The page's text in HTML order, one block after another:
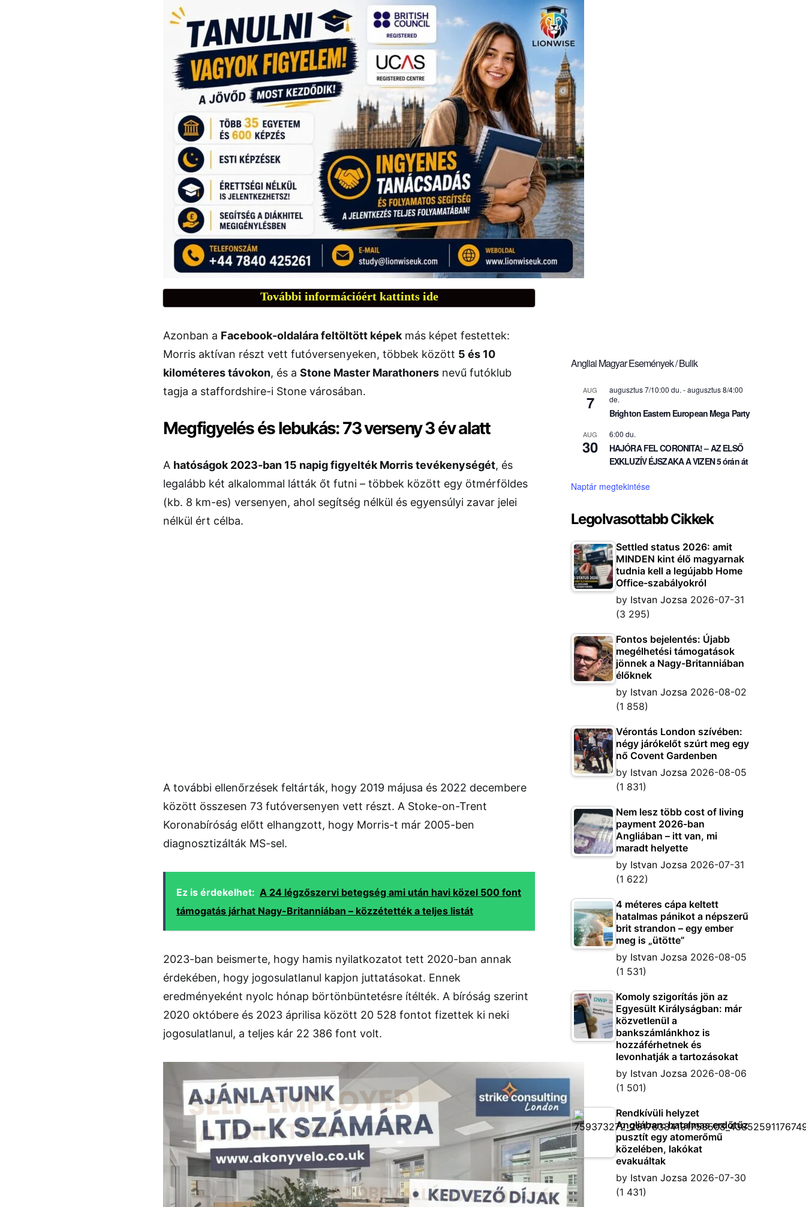
További információért kattints ide
Azonban a Facebook-oldalára feltöltött képek más képet festettek:
Morris aktívan részt vett futóversenyeken, többek között 5 és 10
kilométeres távokon, és a Stone Master Marathoners nevű futóklub
tagja a staffordshire-i Stone városában.
Megfigyelés és lebukás: 73 verseny 3 év alatt
A hatóságok 2023-ban 15 napig figyelték Morris tevékenységét, és
legalább két alkalommal látták őt futni – többek között egy ötmérföldes
(kb. 8 km-es) versenyen, ahol segítség nélkül és egyensúlyi zavar jelei
nélkül ért célba.
A további ellenőrzések feltárták, hogy 2019 májusa és 2022 decembere
között összesen 73 futóversenyen vett részt. A Stoke-on-Trent
Koronabíróság előtt elhangzott, hogy Morris-t már 2005-ben
diagnosztizálták MS-sel.
Ez is érdekelhet: A 24 légzőszervi betegség ami után havi közel 500 font
támogatás járhat Nagy-Britanniában – közzétették a teljes listát
2023-ban beismerte, hogy hamis nyilatkozatot tett 2020-ban annak
érdekében, hogy jogosulatlanul kapjon juttatásokat. Ennek
eredményeként nyolc hónap börtönbüntetésre ítélték. A bíróság szerint
2020 októbere és 2023 áprilisa között 20 528 fontot fizettek ki neki
jogosulatlanul, a teljes kár 22 386 font volt.
Angliai Magyar Események / Bulik
AUG
7
augusztus 7/10:00 du. -augusztus 8/4:00
de.
Brighton Eastern European Mega Party
AUG
30
6:00 du.
HAJÓRA FEL CORONITA! – AZ ELSŐ
EXKLUZÍV ÉJSZAKA A VIZEN 5 órán át
Naptár megtekintése
Legolvasottabb Cikkek
Settled status 2026: amit
MINDEN kint élő magyarnak
tudnia kell a legújabb Home
Office-szabályokról
by Istvan Jozsa 2026-07-31
(3 295)
Fontos bejelentés: Újabb
megélhetési támogatások
jönnek a Nagy-Britanniában
élőknek
by Istvan Jozsa 2026-08-02
(1 858)
Vérontás London szívében:
négy járókelőt szúrt meg egy
nő Covent Gardenben
by Istvan Jozsa 2026-08-05
(1 831)
Nem lesz több cost of living
payment 2026-ban
Angliában – itt van, mi
maradt helyette
by Istvan Jozsa 2026-07-31
(1 622)
4 méteres cápa keltett
hatalmas pánikot a népszerű
brit strandon – egy ember
meg is „ütötte”
by Istvan Jozsa 2026-08-05
(1 531)
Komoly szigorítás jön az
Egyesült Királyságban: már
közvetlenül a
bankszámlánkhoz is
hozzáférhetnek és
levonhatják a tartozásokat
by Istvan Jozsa 2026-08-06
(1 501)
Rendkívüli helyzet
Angliában: hatalmas erdőtűz
pusztít egy atomerőmű
közelében, lakókat
evakuáltak
by Istvan Jozsa 2026-07-30
(1 431)